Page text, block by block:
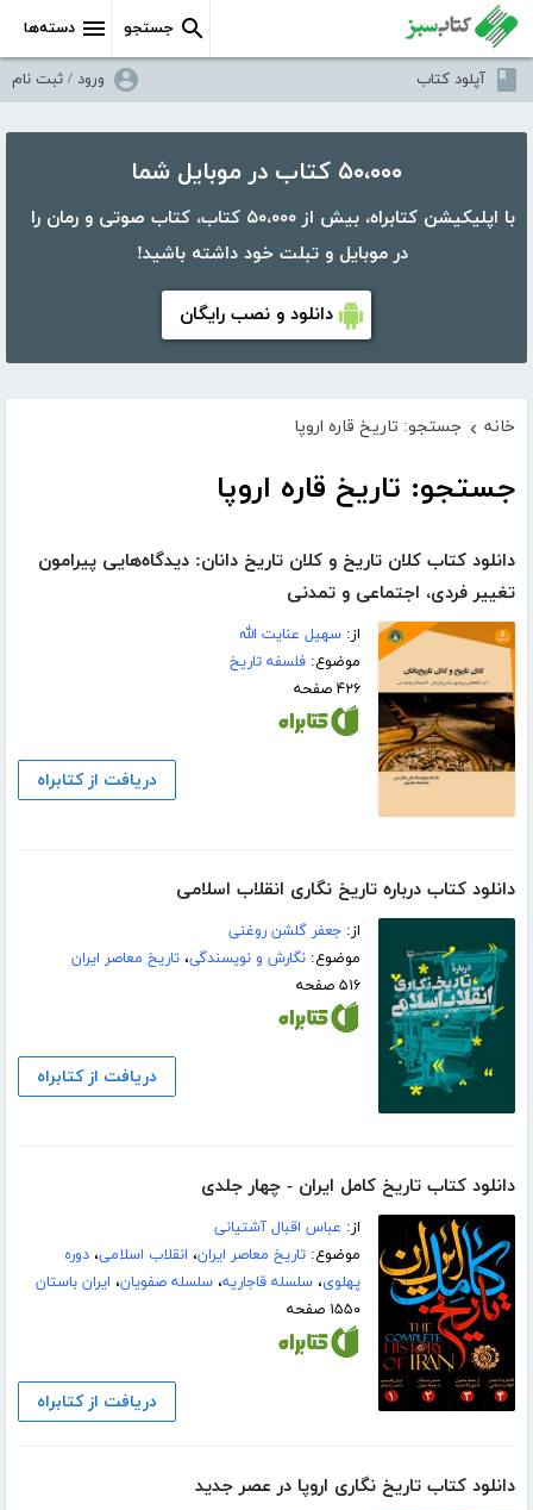
دسته‌ها جستجو
آپلود کتاب ورود / ثبت نام
۵۰،۰۰۰ کتاب در موبایل شما
با اپلیکیشن کتابراه، بیش از ۵۰،۰۰۰ کتاب، کتاب صوتی و رمان را
در موبایل و تبلت خود داشته باشید!
دانلود و نصب رایگان
خانه › جستجو: تاریخ قاره اروپا
جستجو: تاریخ قاره اروپا
دانلود کتاب کلان تاریخ و کلان تاریخ دانان: دیدگاه‌هایی پیرامون
تغییر فردی، اجتماعی و تمدنی
از:سهیل عنایت الله
موضوع:فلسفه تاریخ
۴۲۶ صفحه
دریافت از کتابراه
دانلود کتاب درباره تاریخ نگاری انقلاب اسلامی
از:جعفر گلشن روغنی
موضوع:نگارش و نویسندگی،تاریخ معاصر ایران
۵۱۶ صفحه
دریافت از کتابراه
دانلود کتاب تاریخ کامل ایران - چهار جلدی
از: عباس اقبال آشتیانی
موضوع:تاریخ معاصر ایران، انقلاب اسلامی،دوره
پهلوی،سلسله قاجاریه،سلسله صفویان، ایران باستان
۱۵۵۰ صفحه
دریافت از کتابراه
دانلود کتاب تاریخ نگاری اروپا در عصر جدید